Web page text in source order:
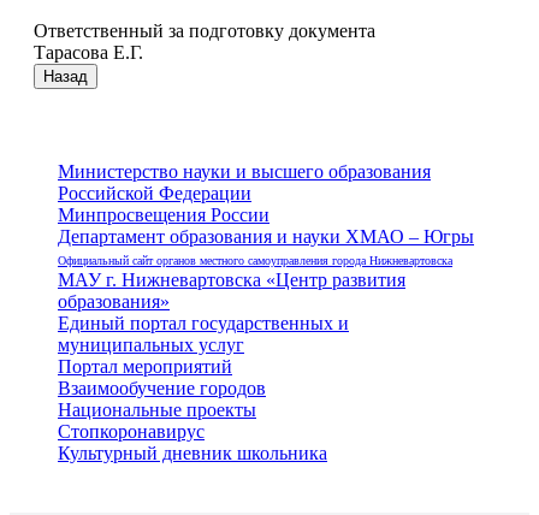
Ответственный за подготовку документа
Тарасова Е.Г.
Назад
Министерство науки и высшего образования
Российской Федерации
Минпросвещения России
Департамент образования и науки ХМАО – Югры
Официальный сайт органов местного самоуправления города Нижневартовска
МАУ г. Нижневартовска «Центр развития
образования»
Единый портал государственных и
муниципальных услуг
Портал мероприятий
Взаимообучение городов
Национальные проекты
Стопкоронавирус
Культурный дневник школьника